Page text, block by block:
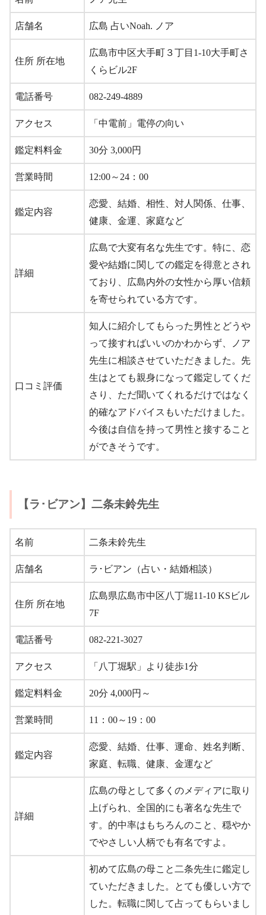
店舗名 広島 占いNoah. ノア
住所 所在地
広島市中区大手町３丁目1-10大手町さ
くらビル2F
電話番号 082-249-4889
アクセス 「中電前」電停の向い
鑑定料料金 30分 3,000円
営業時間 12:00～24：00
鑑定内容
恋愛、結婚、相性、対人関係、仕事、
健康、金運、家庭など
詳細
広島で大変有名な先生です。特に、恋
愛や結婚に関しての鑑定を得意とされ
ており、広島内外の女性から厚い信頼
を寄せられている方です。
口コミ評価
知人に紹介してもらった男性とどうや
って接すればいいのかわからず、ノア
先生に相談させていただきました。先
生はとても親身になって鑑定してくだ
さり、ただ聞いてくれるだけではなく
的確なアドバイスもいただけました。
今後は自信を持って男性と接すること
ができそうです。
【ラ･ビアン】二条未鈴先生
名前 二条未鈴先生
店舗名 ラ･ビアン（占い・結婚相談）
住所 所在地
広島県広島市中区八丁堀11-10 KSビル
7F
電話番号 082-221-3027
アクセス 「八丁堀駅」より徒歩1分
鑑定料料金 20分 4,000円～
営業時間 11：00～19：00
鑑定内容
恋愛、結婚、仕事、運命、姓名判断、
家庭、転職、健康、金運など
詳細
広島の母として多くのメディアに取り
上げられ、全国的にも著名な先生で
す。的中率はもちろんのこと、穏やか
でやさしい人柄でも有名ですよ。
初めて広島の母こと二条先生に鑑定し
ていただきました。とても優しい方で
した。転職に関して占ってもらいまし